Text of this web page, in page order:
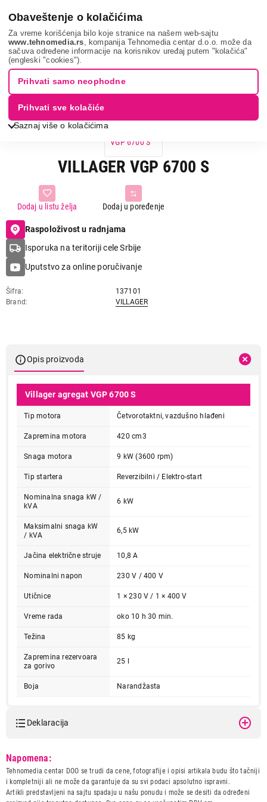
Obaveštenje o kolačićima
Za vreme korišćenja bilo koje stranice na našem web-sajtu
www.tehnomedia.rs , kompanija Tehnomedia centar d.o.o. može da
sačuva određene informacije na korisnikov uređaj putem "kolačića"
(engleski "cookies").
Saznaj više o kolačićima
Prihvati samo neophodne
Prihvati sve kolačiće
Villager vgp 67...
VILLAGER VGP 6700 S
Dodaj u poređenje
Dodaj u listu želja
Raspoloživost u radnjama
Isporuka na teritoriji cele Srbije
Uputstvo za online poručivanje
Šifra
137101
Brand
VILLAGER
Opis proizvoda
Villager agregat VGP 6700 S
Tip motora Četvorotaktni, vazdušno hlađeni
Zapremina motora 420 cm3
Snaga motora 9 kW (3600 rpm)
Tip startera Reverzibilni / Elektro-start
Nominalna snaga kW /
kVA
6 kW
Maksimalni snaga kW
/ kVA
6,5 kW
Jačina električne struje 10,8 A
Nominalni napon 230 V / 400 V
Utičnice 1 × 230 V / 1 × 400 V
Vreme rada oko 10 h 30 min.
Težina 85 kg
Zapremina rezervoara
za gorivo
25 l
Boja Narandžasta
Deklaracija
Naziv i vrsta robe:
ELEKTRICNI ALAT
Uvoznik:
Agromarket DOO
Zemlja porekla:
Kina
Napomena:
Tehnomedia centar DOO se trudi da cene, fotografije i opisi artikala budu što tačniji
i kompletniji ali ne može da garantuje da su svi podaci apsolutno ispravni.
Artikli predstavljeni na sajtu spadaju u našu ponudu i može se desiti da određeni